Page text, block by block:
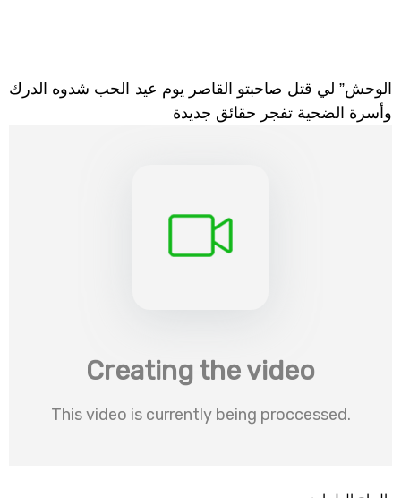
الوحش” لي قتل صاحبتو القاصر يوم عيد الحب شدوه الدرك
وأسرة الضحية تفجر حقائق جديدة